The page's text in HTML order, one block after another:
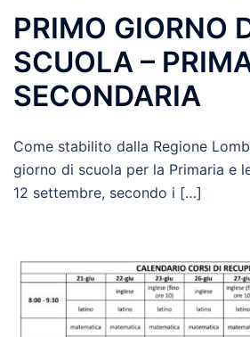
PRIMO GIORNO
SCUOLA –
SECONDARIA
Come stabilito dalla Regione
giorno di scuola per la Primaria e
12 settembre, secondo i […]